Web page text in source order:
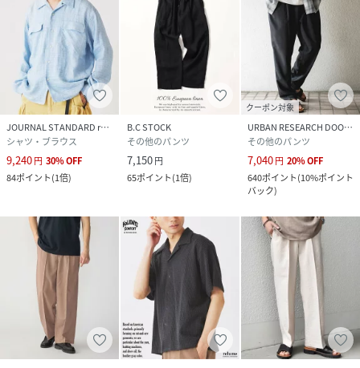
JOURNAL STANDARD relume
シャツ・ブラウス
9,240円 30%OFF
84ポイント(1倍)
B.C STOCK
その他のパンツ
7,150円
65ポイント(1倍)
クーポン対象
URBAN RESEARCH DOORS
その他のパンツ
7,040円 20%OFF
640ポイント(10%ポイント
バック)